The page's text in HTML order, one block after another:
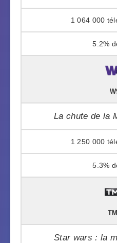
1 064 000
5.2%
La chute de la
1 250 000
5.3%
Star wars : la